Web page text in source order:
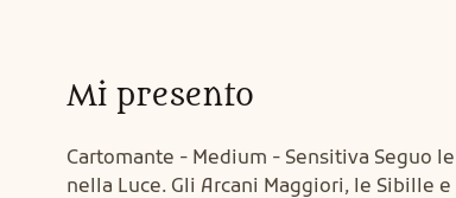
Mi presento
Cartomante - Medium - Sensitiva Seguo
nella Luce. Gli Arcani Maggiori, le Sibille